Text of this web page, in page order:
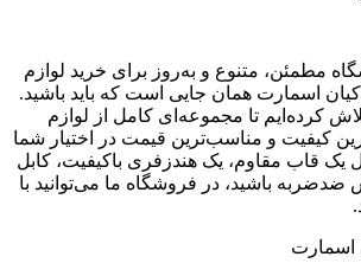
مطمئن، متنوع و به‌روز برای خرید لوازم
کیان اسمارت همان جایی است که باید باشید.
کرده‌ایم تا مجموعه‌ای کامل از لوازم
کیفیت و مناسب‌ترین قیمت در اختیار شما
یک قاب مقاوم، یک هندزفری باکیفیت، کابل
باشید، در فروشگاه ما می‌توانید با
اسمارت